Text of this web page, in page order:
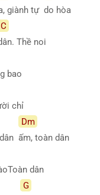
giành tự do hòa
C
Thề noi
bao
chỉ
Dm
ấm, toàn dân
dân
G